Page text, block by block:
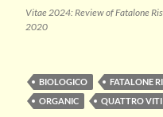
Vitae 2024: Review of Fatalone
2020
BIOLOGICO FATALONE
ORGANIC
QUATTRO VITI